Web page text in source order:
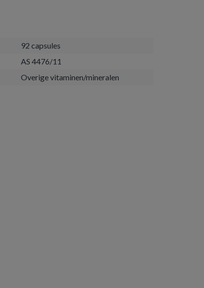
92 capsules
AS 4476/11
Overige vitaminen/mineralen